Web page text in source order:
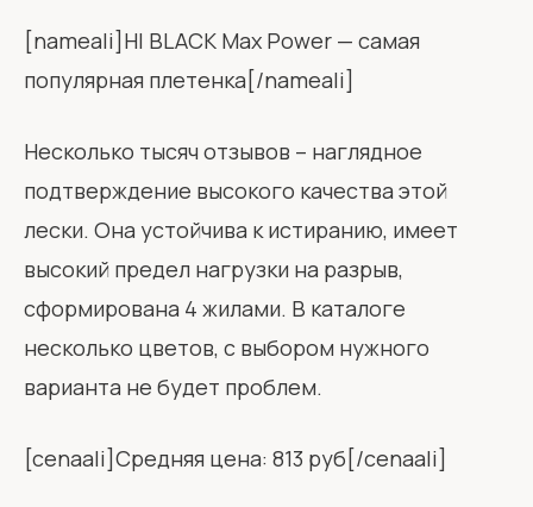
[nameali]HI BLACK Max Power — самая
популярная плетенка[/nameali]
Несколько тысяч отзывов – наглядное
подтверждение высокого качества этой
лески. Она устойчива к истиранию, имеет
высокий предел нагрузки на разрыв,
сформирована 4 жилами. В каталоге
несколько цветов, с выбором нужного
варианта не будет проблем.
[cenaali]Средняя цена: 813 руб[/cenaali]